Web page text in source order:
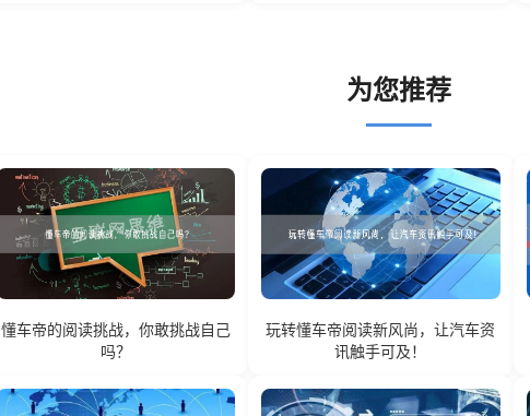
为您推荐
懂车帝的阅读挑战，你敢挑战自己
吗？
玩转懂车帝阅读新风尚，让汽车资
讯触手可及！